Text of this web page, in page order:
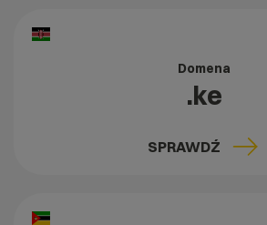
Domena
.ke
SPRAWDŹ